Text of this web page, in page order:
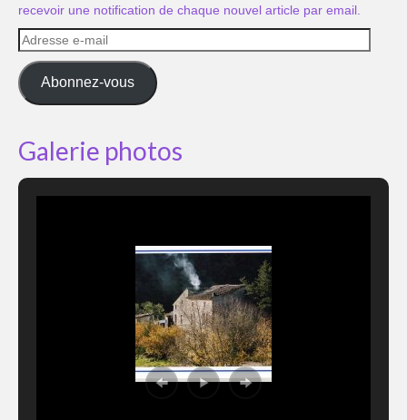
recevoir une notification de chaque nouvel article par email.
Adresse
e-
mail
Abonnez-vous
Galerie photos